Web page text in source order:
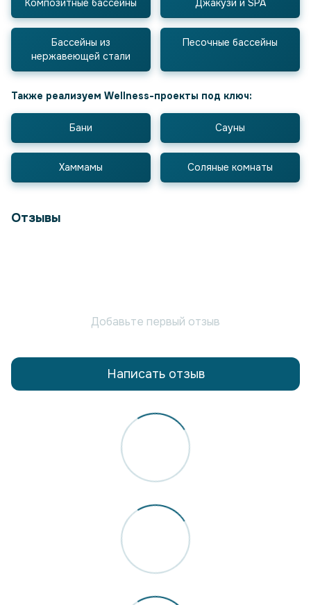
Композитные бассейны Джакузи и SPA
Бассейны из
нержавеющей стали
Песочные бассейны
Также реализуем Wellness-проекты под ключ:
Бани Сауны
Хаммамы Соляные комнаты
Отзывы
Добавьте первый отзыв
Написать отзыв